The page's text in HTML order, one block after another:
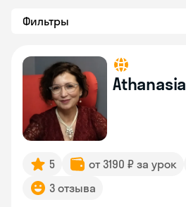
Фильтры
Athanasia
5 от 3190 ₽ за урок
3 отзыва